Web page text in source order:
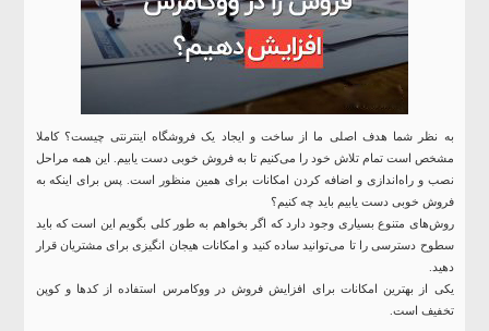
به نظر شما هدف اصلی ما از ساخت و ایجاد یک فروشگاه
اینترنتی چیست؟ کاملا
مشخص است تمام تلاش خود را می‌کنیم تا به فروش خوبی دست یابیم. این همه مراحل
نصب و راه‌اندازی و اضافه کردن امکانات برای همین منظور است. پس برای اینکه به
فروش خوبی دست یابیم باید چه کنیم؟
روش‌های متنوع بسیاری وجود دارد که اگر بخواهم به طور کلی بگویم این است که باید
سطوح دسترسی را تا می‌توانید ساده کنید و امکانات هیجان انگیزی برای مشتریان قرار
دهید.
یکی از بهترین امکانات برای افزایش فروش در ووکامرس استفاده از کدها و کوپن
تخفیف است.